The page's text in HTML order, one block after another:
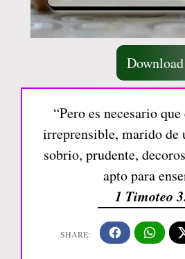
Download
“Pero es necesario
irreprensible, marido de
sobrio, prudente,
apto para
1 Timoteo